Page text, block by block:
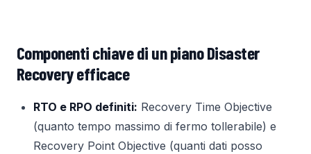
Componenti chiave di un piano Disaster
Recovery efficace
RTO e RPO definiti: Recovery Time Objective
(quanto tempo massimo di fermo tollerabile) e
Recovery Point Objective (quanti dati posso